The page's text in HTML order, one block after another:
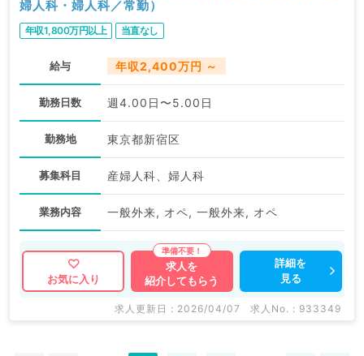
婦人科・婦人科／常勤）
年収1,800万円以上 当直なし
給与 年収2,400万円 ～
勤務日数 週4.00日〜5.00日
勤務地 東京都新宿区
募集科目 産婦人科、婦人科
業務内容 一般外来, オペ, 一般外来, オペ
お気に入り
求人を
紹介してもらう
詳細を
見る
求人更新日 : 2026/04/07 求人No. : 933349